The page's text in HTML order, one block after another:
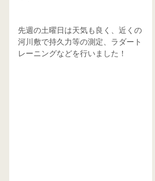
先週の土曜日は天気も良く、近くの
河川敷で持久力等の測定、ラダート
レーニングなどを行いました！